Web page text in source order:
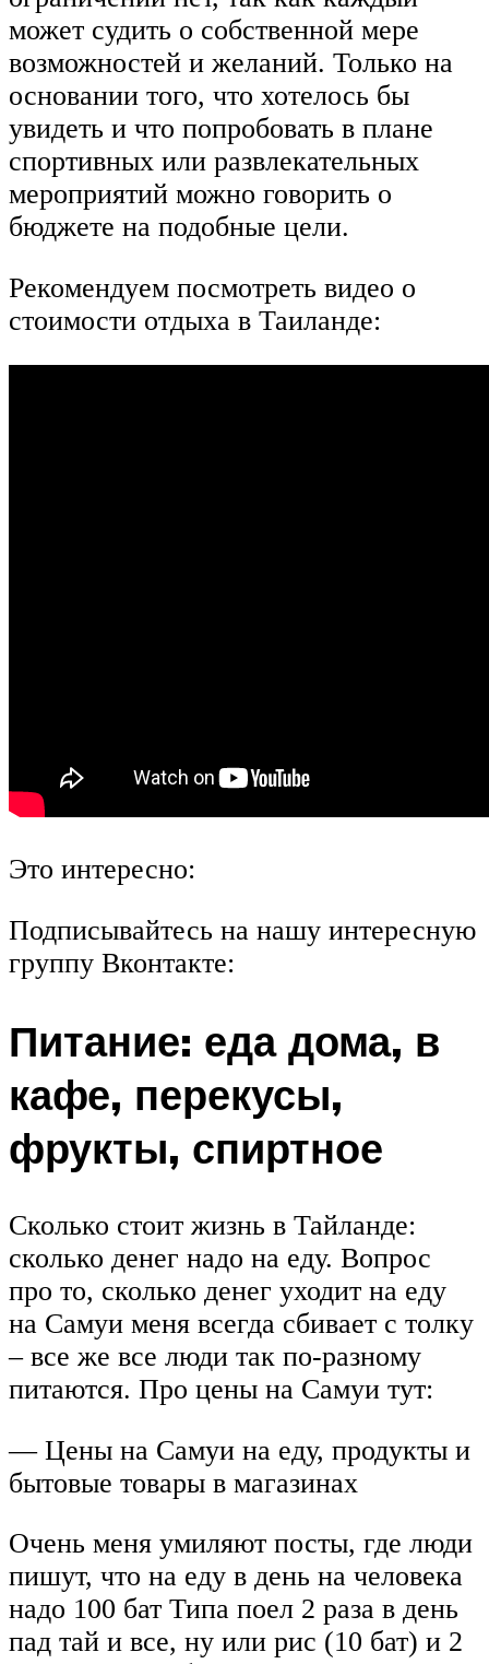
может судить о собственной мере
возможностей и желаний. Только на
основании того, что хотелось бы
увидеть и что попробовать в плане
спортивных или развлекательных
мероприятий можно говорить о
бюджете на подобные цели.
Рекомендуем посмотреть видео о
стоимости отдыха в Таиланде:
Это интересно:
Подписывайтесь на нашу интересную
группу Вконтакте:
Питание: еда дома, в
кафе, перекусы,
фрукты, спиртное
Сколько стоит жизнь в Тайланде:
сколько денег надо на еду. Вопрос
про то, сколько денег уходит на еду
на Самуи меня всегда сбивает с толку
– все же все люди так по-разному
питаются. Про цены на Самуи тут:
— Цены на Самуи на еду, продукты и
бытовые товары в магазинах
Очень меня умиляют посты, где люди
пишут, что на еду в день на человека
надо 100 бат Типа поел 2 раза в день
пад тай и все, ну или рис (10 бат) и 2